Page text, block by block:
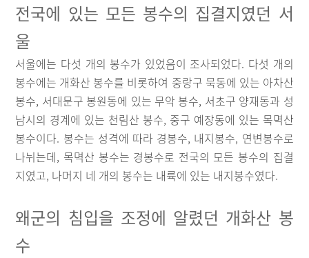
전국에 있는 모든 봉수의 집결지였던 서
울
서울에는 다섯 개의 봉수가 있었음이 조사되었다. 다섯 개의
봉수에는 개화산 봉수를 비롯하여 중랑구 묵동에 있는 아차산
봉수, 서대문구 봉원동에 있는 무악 봉수, 서초구 양재동과 성
남시의 경계에 있는 천림산 봉수, 중구 예장동에 있는 목멱산
봉수이다. 봉수는 성격에 따라 경봉수, 내지봉수, 연변봉수로
나뉘는데, 목멱산 봉수는 경봉수로 전국의 모든 봉수의 집결
지였고, 나머지 네 개의 봉수는 내륙에 있는 내지봉수였다.
왜군의 침입을 조정에 알렸던 개화산 봉
수